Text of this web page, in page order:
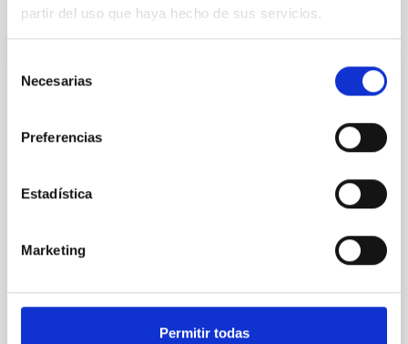
partir del uso que haya hecho de sus servicios.
Necesarias
Preferencias
Estadística
Marketing
Permitir todas
con ALMA sin precedentes que desvela la
etapa de la "adolescencia" en nuevos
Un equipo internacional de astr ónomos, con
captado por primera vez los detall es de los sistemas
misterio durante mucho tiempo. El estudio,
Substructures (ARKS), se basa en una serie de 10